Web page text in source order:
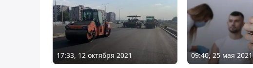
17:33, 12 октября 2021 09:40, 25 мая 2021